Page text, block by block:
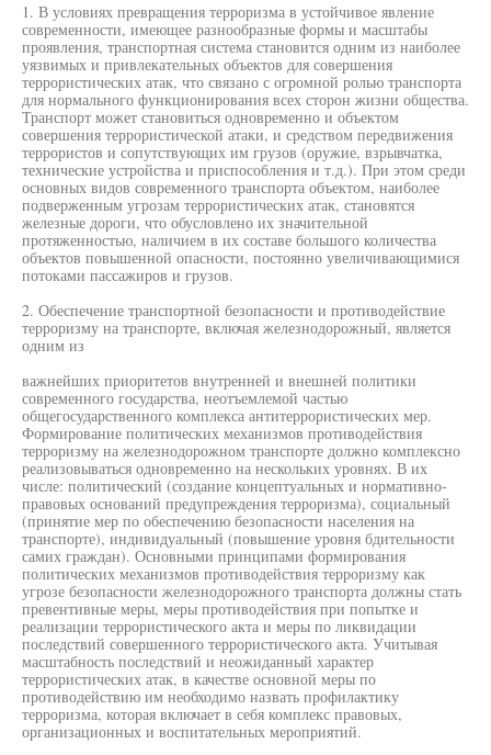
1. В условиях превращения терроризма в устойчивое явление
современности, имеющее разнообразные формы и масштабы
проявления, транспортная система становится одним из наиболее
уязвимых и привлекательных объектов для совершения
террористических атак, что связано с огромной ролью транспорта
для нормального функционирования всех сторон жизни общества.
Транспорт может становиться одновременно и объектом
совершения террористической атаки, и средством передвижения
террористов и сопутствующих им грузов (оружие, взрывчатка,
технические устройства и приспособления и т.д.). При этом среди
основных видов современного транспорта объектом, наиболее
подверженным угрозам террористических атак, становятся
железные дороги, что обусловлено их значительной
протяженностью, наличием в их составе большого количества
объектов повышенной опасности, постоянно увеличивающимися
потоками пассажиров и грузов.
2. Обеспечение транспортной безопасности и противодействие
терроризму на транспорте, включая железнодорожный, является
одним из
важнейших приоритетов внутренней и внешней политики
современного государства, неотъемлемой частью
общегосударственного комплекса антитеррористических мер.
Формирование политических механизмов противодействия
терроризму на железнодорожном транспорте должно комплексно
реализовываться одновременно на нескольких уровнях. В их
числе: политический (создание концептуальных и нормативно-
правовых оснований предупреждения терроризма), социальный
(принятие мер по обеспечению безопасности населения на
транспорте), индивидуальный (повышение уровня бдительности
самих граждан). Основными принципами формирования
политических механизмов противодействия терроризму как
угрозе безопасности железнодорожного транспорта должны стать
превентивные меры, меры противодействия при попытке и
реализации террористического акта и меры по ликвидации
последствий совершенного террористического акта. Учитывая
масштабность последствий и неожиданный характер
террористических атак, в качестве основной меры по
противодействию им необходимо назвать профилактику
терроризма, которая включает в себя комплекс правовых,
организационных и воспитательных мероприятий.